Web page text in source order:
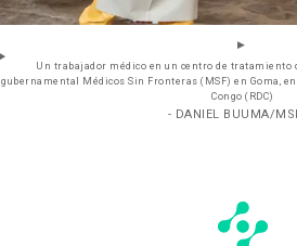
Un trabajador médico en un centro de tratamiento
gubernamental Médicos Sin Fronteras (MSF) en Goma,
Congo (RDC)
- DANIEL BUUMA/